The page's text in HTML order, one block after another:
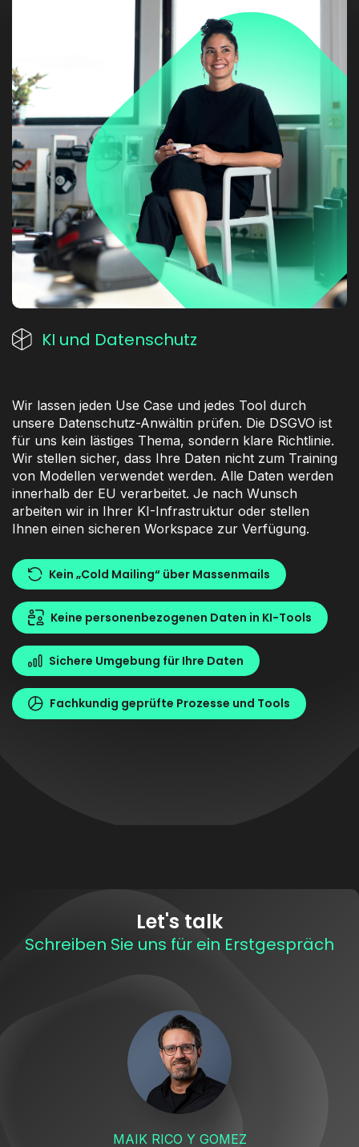
KI und Datenschutz
Wir lassen jeden Use Case und jedes Tool durch
unsere Datenschutz-Anwältin prüfen. Die DSGVO ist
für uns kein lästiges Thema, sondern klare Richtlinie.
Wir stellen sicher, dass Ihre Daten nicht zum Training
von Modellen verwendet werden. Alle Daten werden
innerhalb der EU verarbeitet. Je nach Wunsch
arbeiten wir in Ihrer KI-Infrastruktur oder stellen
Ihnen einen sicheren Workspace zur Verfügung.
Kein „Cold Mailing“ über Massenmails
Keine personenbezogenen Daten in KI-Tools
Sichere Umgebung für Ihre Daten
Fachkundig geprüfte Prozesse und Tools
Let's talk
Schreiben Sie uns für ein Erstgespräch
MAIK RICO Y GOMEZ